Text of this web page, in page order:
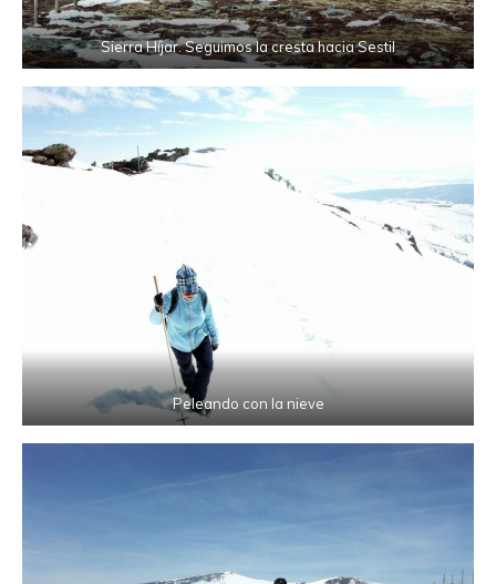
Sierra Híjar. Seguimos la cresta hacia Sestil
Peleando con la nieve